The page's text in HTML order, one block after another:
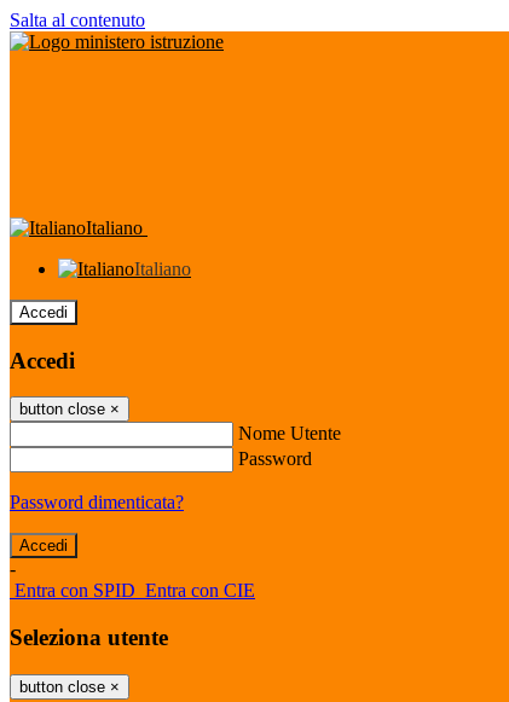
Salta al contenuto
Italiano
Italiano
Accedi
Accedi
button close ×
Nome Utente
Password
Password dimenticata?
-
Entra con SPID Entra con CIE
Seleziona utente
button close ×